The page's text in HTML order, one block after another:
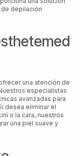
depilación
una atención de
especialistas
avanzadas para
desea eliminar el
o la cara, nuestros
una piel suave y